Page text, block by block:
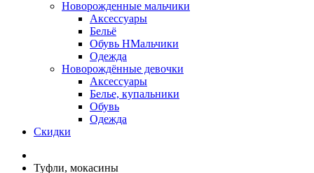
Новорожденные мальчики
Аксессуары
Бельё
Обувь НМальчики
Одежда
Новорождённые девочки
Аксессуары
Белье, купальники
Обувь
Одежда
Скидки
Туфли, мокасины